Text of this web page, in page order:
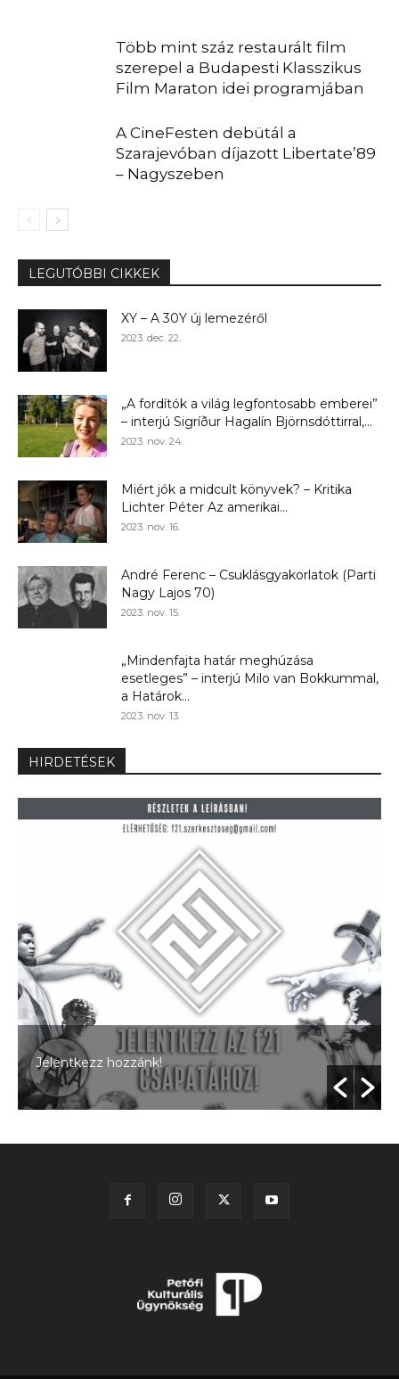
Több mint száz restaurált film
szerepel a Budapesti Klasszikus
Film Maraton idei programjában
A CineFesten debütál a
Szarajevóban díjazott Libertate’89
– Nagyszeben
LEGUTÓBBI CIKKEK
XY – A 30Y új lemezéről
2023. dec. 22.
„A fordítók a világ legfontosabb emberei”
– interjú Sigríður Hagalín Björnsdóttirral,...
2023. nov. 24.
Miért jók a midcult könyvek? – Kritika
Lichter Péter Az amerikai...
2023. nov. 16.
André Ferenc – Csuklásgyakorlatok (Parti
Nagy Lajos 70)
2023. nov. 15.
„Mindenfajta határ meghúzása
esetleges” – interjú Milo van Bokkummal,
a Határok...
2023. nov. 13.
HIRDETÉSEK
Jelentkezz hozzánk!